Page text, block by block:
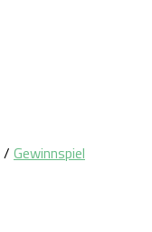
/ Gewinnspiel